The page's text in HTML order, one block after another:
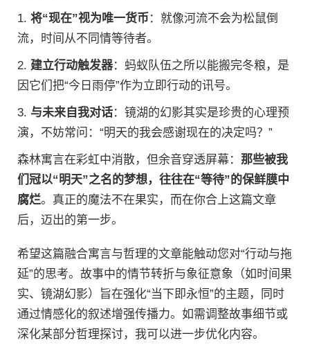
1. 将“现在”视为唯一货币 ：就像河流不会为松鼠倒
流，时间从不同情等待者。
2. 建立行动触发器：蚂蚁队伍之所以能搬完冬粮，是
因它们把“今日雨停”作为立即行动的讯号。
3. 与未来自我对话：镜湖的幻影其实是珍贵的心理预
演，不妨常问：“明天的我会感谢现在的决定吗？”
森林寓言在彩虹中消散，但余音穿透屏幕： 那些被我
们冠以“明天”之名的梦想，往往在“等待”的保鲜膜中
腐烂。真正的魔法不在果实，而在你合上这篇文章
后，迈出的第一步。
希望这篇融合寓言与哲理的文章能触动您对“行动与拖
延”的思考。故事中的情节转折与象征意象（如时间果
实、镜湖幻影）旨在强化“当下即永恒”的主题，同时
通过情感化的叙述增强传播力。如需调整故事细节或
深化某部分哲理探讨，我可以进一步优化内容。